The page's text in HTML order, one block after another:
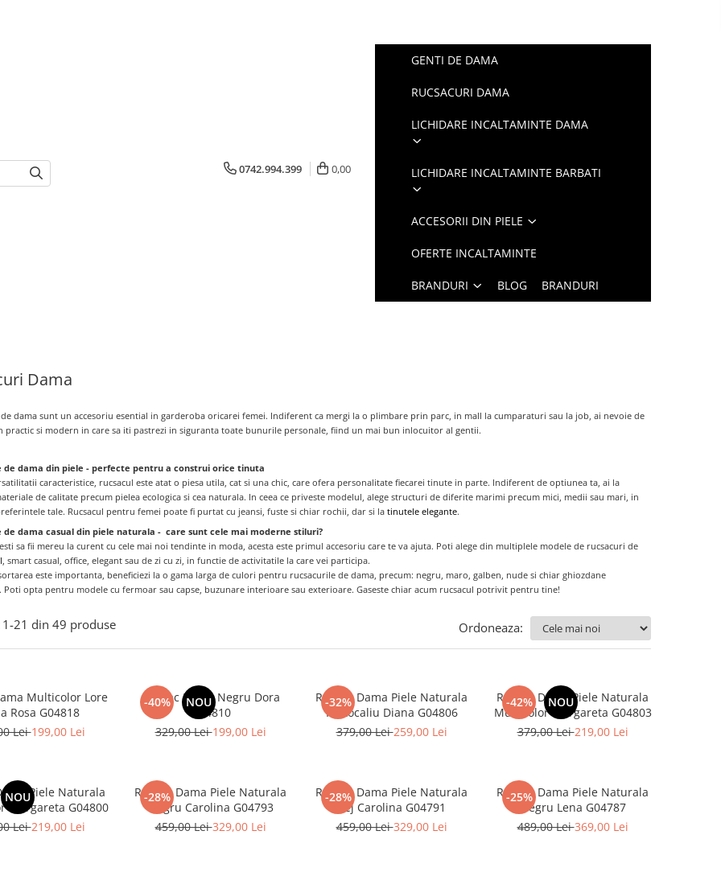
0742.994.399 0,00
GENTI DE DAMA
RUCSACURI DAMA
LICHIDARE INCALTAMINTE DAMA
LICHIDARE INCALTAMINTE BARBATI
ACCESORII DIN PIELE
OFERTE INCALTAMINTE
BRANDURI BLOG BRANDURI
Dama
de dama sunt un accesoriu esential in garderoba oricarei femei. Indiferent ca mergi la o plimbare prin parc, in mall la cumparaturi sau la job, ai nevoie de
practic si modern in care sa iti pastrezi in siguranta toate bunurile personale, fiind un mai bun inlocuitor al gentii.
de dama din piele - perfecte pentru a construi orice tinuta
caracteristice, rucsacul este atat o piesa utila, cat si una chic, care ofera personalitate fiecarei tinute in parte. Indiferent de optiunea ta, ai la
de calitate precum pielea ecologica si cea naturala. In ceea ce priveste modelul, alege structuri de diferite marimi precum mici, medii sau mari, in
tale. Rucsacul pentru femei poate fi purtat cu jeansi, fuste si chiar rochii, dar si la tinutele elegante.
de dama casual din piele naturala - care sunt cele mai moderne stiluri?
sa fii mereu la curent cu cele mai noi tendinte in moda, acesta este primul accesoriu care te va ajuta. Poti alege din multiplele modele de rucsacuri de
, smart casual, office, elegant sau de zi cu zi, in functie de activitatile la care vei participa.
este importanta, beneficiezi la o gama larga de culori pentru rucsacurile de dama, precum: negru, maro, galben, nude si chiar ghiozdane
Poti opta pentru modele cu fermoar sau capse, buzunare interioare sau exterioare. Gaseste chiar acum rucsacul potrivit pentru tine!
1-21 din 49 produse Ordoneaza:
Multicolor Lore
Rosa G04818
Lei199,00 Lei
-40% NOU
Rucsac Dama Negru Dora
G04810
329,00 Lei199,00 Lei
-32%
Rucsac Dama Piele Naturala
Portocaliu Diana G04806
379,00 Lei259,00 Lei
-42% NOU
Rucsac Dama Piele Naturala
Multicolor Margareta G04803
379,00 Lei219,00 Lei
NOUPiele Naturala
Margareta G04800
Lei219,00 Lei
-28%
Rucsac Dama Piele Naturala
Negru Carolina G04793
459,00 Lei329,00 Lei
-28%
Rucsac Dama Piele Naturala
Bej Carolina G04791
459,00 Lei329,00 Lei
-25%
Rucsac Dama Piele Naturala
Negru Lena G04787
489,00 Lei369,00 Lei